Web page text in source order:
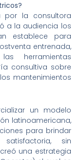
por la consultora
a la audiencia los
establece para
entrenada,
herramientas
consultiva sobre
mantenimientos
un modelo
latinoamericana,
para brindar
sin
una estrategia